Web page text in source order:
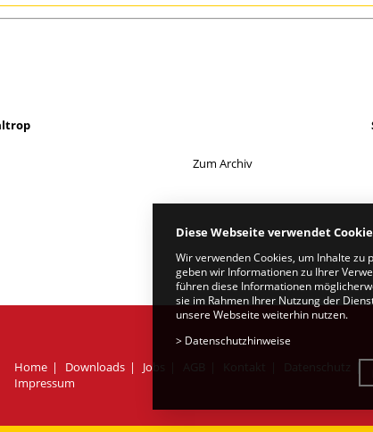
Zum Archiv
Home Downloads Jobs
Impressum
Diese Webseite verwendet
Wir verwenden Cookies, um Inhalte
geben wir Informationen zu Ihrer
führen diese Informationen
sie im Rahmen Ihrer Nutzung der
unsere Webseite weiterhin nutzen.
> Datenschutzhinweise